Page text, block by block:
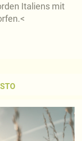
Italiens mit